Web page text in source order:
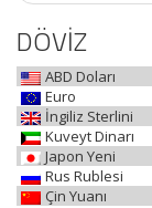
DÖVİZ
ABD Doları
Euro
İngiliz Sterlini
Kuveyt Dinarı
Japon Yeni
Rus Rublesi
Çin Yuanı